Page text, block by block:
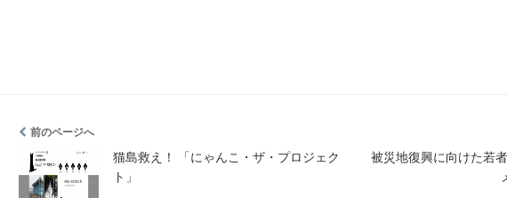
前のページへ
猫島救え！ 「にゃんこ・ザ・プロジェク
ト」
被災地復興に向けた若